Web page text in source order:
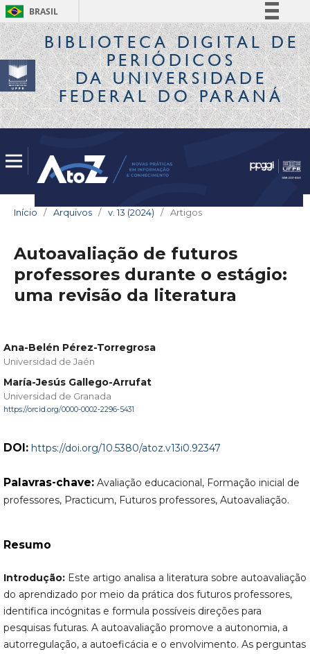
BRASIL
Simplifique!
Comunica BR
Participe
Acesso à informação
Legislação
BIBLIOTECA DIGITALDE
PERIÓDICOS
DA UNIVERSIDADE
FEDERAL DO PARANÁ
Início / Arquivos / v. 13 (2024) / Artigos
Autoavaliação de futuros
professores durante o estágio:
uma revisão da literatura
Ana-Belén Pérez-Torregrosa
Universidad de Jaén
María-Jesús Gallego-Arrufat
Universidad de Granada
https://orcid.org/0000-0002-2296-5431
DOI: https://doi.org/10.5380/atoz.v13i0.92347
Palavras-chave: Avaliação educacional, Formação inicial de
professores, Practicum, Futuros professores, Autoavaliação.
Resumo
Introdução: Este artigo analisa a literatura sobre autoavaliação
do aprendizado por meio da prática dos futuros professores,
identifica incógnitas e formula possíveis direções para
pesquisas futuras. A autoavaliação promove a autonomia, a
autorregulação, a autoeficácia e o envolvimento. As perguntas